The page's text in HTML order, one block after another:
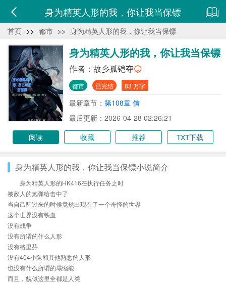
身为精英人形的我，你让我当保镖
首页 >> 都市 >> 身为精英人形的我，你让我当保镖
身为精英人形的我，你让我当保镖
作者： 故乡孤铠夺
都市 已完结 83 万字
最新章节： 第108章 信
最后更新：2026-04-28 02:26:21
阅读
收藏 推荐 TXT下载
身为精英人形的我，你让我当保镖小说简介
身为精英人形的HK416在执行任务之时
被敌人的炮弹给击中了
当自己醒过来的时候竟然出现在了一个奇怪的世界
这个世界没有铁血
没有战争
没有所谓的什么人形
没有格里芬
没有404小队和其他熟悉的人形
也没有什么所谓的塌缩能
而且，貌似这里全都是人类